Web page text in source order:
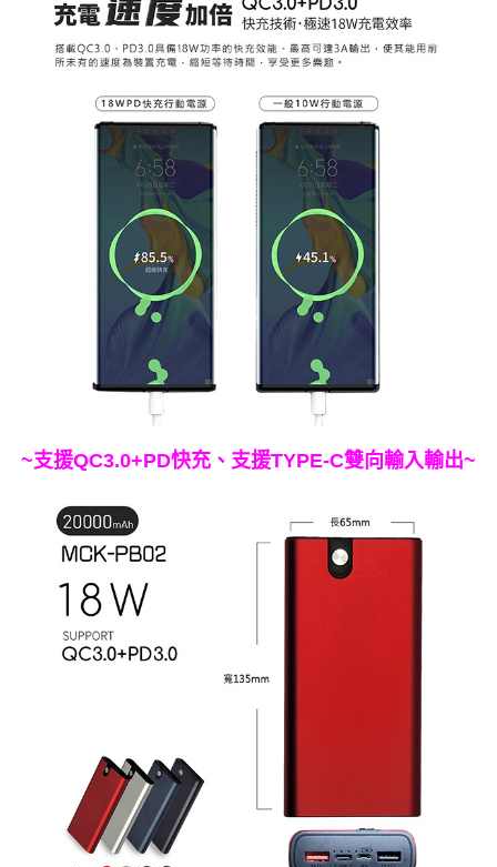
~支援QC3.0+PD快充、支援TYPE-C雙向輸入輸出~